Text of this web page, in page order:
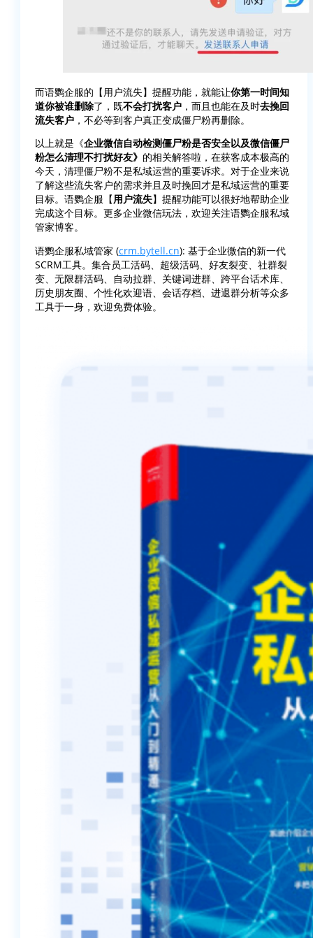
而语鹦企服的【用户流失】提醒功能，就能让你第一时间知
道你被谁删除了，既不会打扰客户 ，而且也能在及时去挽回
流失客户 ，不必等到客户真正变成僵尸粉再删除。
以上就是《企业微信自动检测僵尸粉是否安全以及微信僵尸
粉怎么清理不打扰好友》 的相关解答啦，在获客成本极高的
今天，清理僵尸粉不是私域运营的重要诉求。对于企业来说
了解这些流失客户的需求并且及时挽回才是私域运营的重要
目标。语鹦企服【用户流失】提醒功能可以很好地帮助企业
完成这个目标。更多企业微信玩法，欢迎关注语鹦企服私域
管家博客。
语鹦企服私域管家 (crm.bytell.cn): 基于企业微信的新一代
SCRM工具。集合员工活码、超级活码、好友裂变、社群裂
变、无限群活码、自动拉群、关键词进群、跨平台话术库、
历史朋友圈、个性化欢迎语、会话存档、进退群分析等众多
工具于一身，欢迎免费体验。